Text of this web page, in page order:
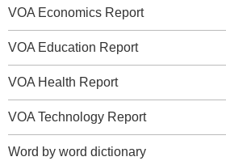
VOA Economics Report
VOA Education Report
VOA Health Report
VOA Technology Report
Word by word dictionary